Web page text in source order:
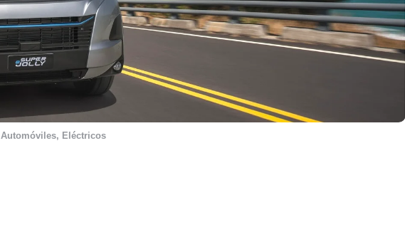
Automóviles, Eléctricos